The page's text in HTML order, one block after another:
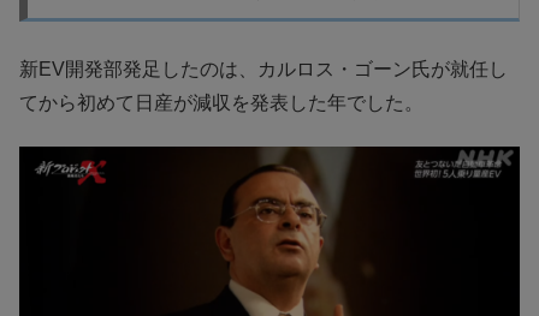
新EV開発部発足したのは、カルロス・ゴーン氏が就任し
てから初めて日産が減収を発表した年でした。